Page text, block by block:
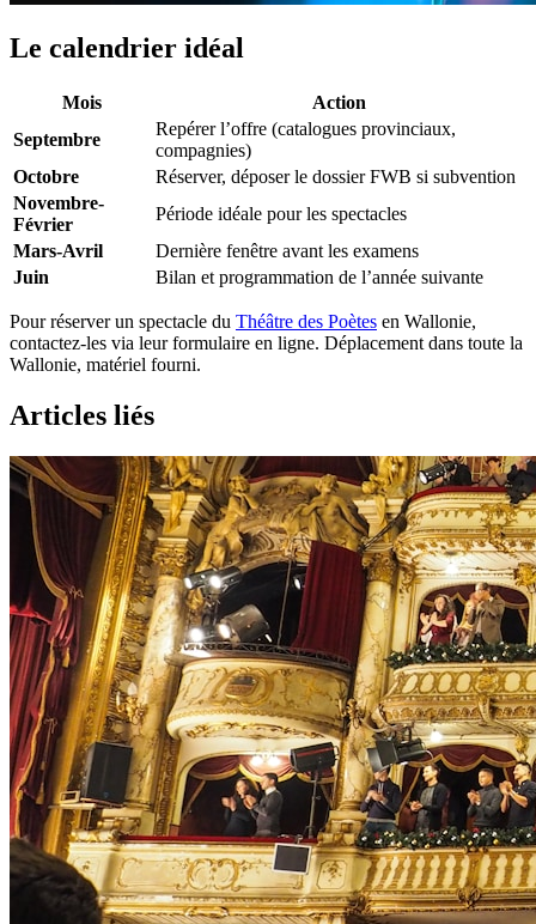
Le calendrier idéal
Mois
Action
Septembre
Repérer l’offre (catalogues provinciaux,
compagnies)
Octobre
Réserver, déposer le dossier FWB si subvention
Novembre-
Février
Période idéale pour les spectacles
Mars-Avril
Dernière fenêtre avant les examens
Juin
Bilan et programmation de l’année suivante
Pour réserver un spectacle du Théâtre des Poètes en Wallonie,
contactez-les via leur formulaire en ligne. Déplacement dans toute la
Wallonie, matériel fourni.
Articles liés